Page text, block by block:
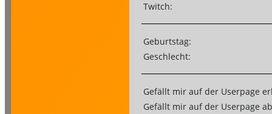
Twitch:
Geburtstag:
Geschlecht:
Gefällt mir auf der Userpage
Gefällt mir auf der Userpage